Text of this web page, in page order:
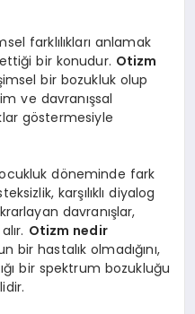
farklılıkları anlamak
bir konudur. Otizm
bir bozukluk olup
ve davranışsal
göstermesiyle
döneminde fark
karşılıklı diyalog
davranışlar,
Otizm nedir
bir hastalık olmadığını,
bir spektrum bozukluğu